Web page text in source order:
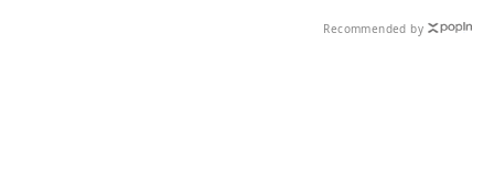
Recommended by